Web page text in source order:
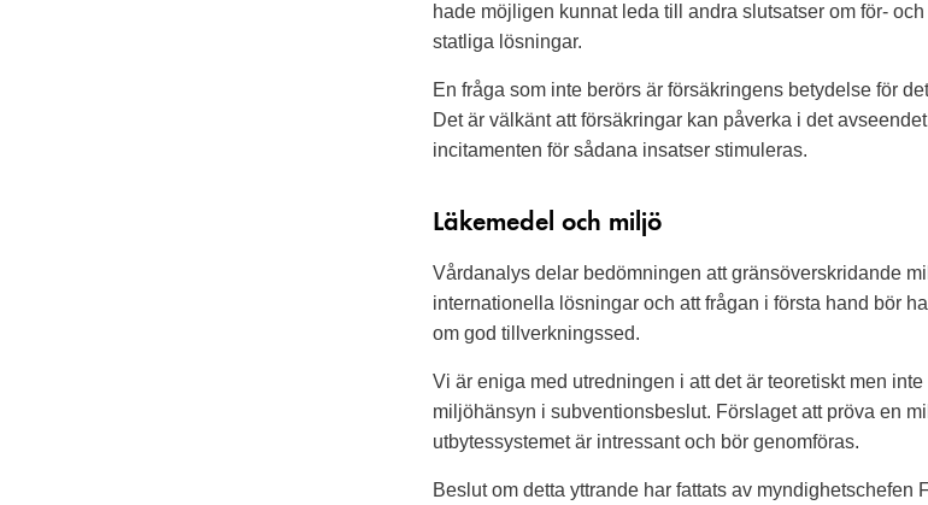
hade möjligen kunnat leda till andra slutsatser om för-
statliga lösningar.
En fråga som inte berörs är försäkringens betydelse för
Det är välkänt att försäkringar kan påverka i det
incitamenten för sådana insatser stimuleras.
Läkemedel och miljö
Vårdanalys delar bedömningen att gränsöverskridande
internationella lösningar och att frågan i första hand bör
om god tillverkningssed.
Vi är eniga med utredningen i att det är teoretiskt men
miljöhänsyn i subventionsbeslut. Förslaget att pröva en
utbytessystemet är intressant och bör genomföras.
Beslut om detta yttrande har fattats av myndighetschefen